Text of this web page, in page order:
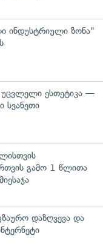
ინდუსტრიული ზონა"
ესთეტიკა —
სვანეთი
გამო 1 წლითა
დაზღვევა და